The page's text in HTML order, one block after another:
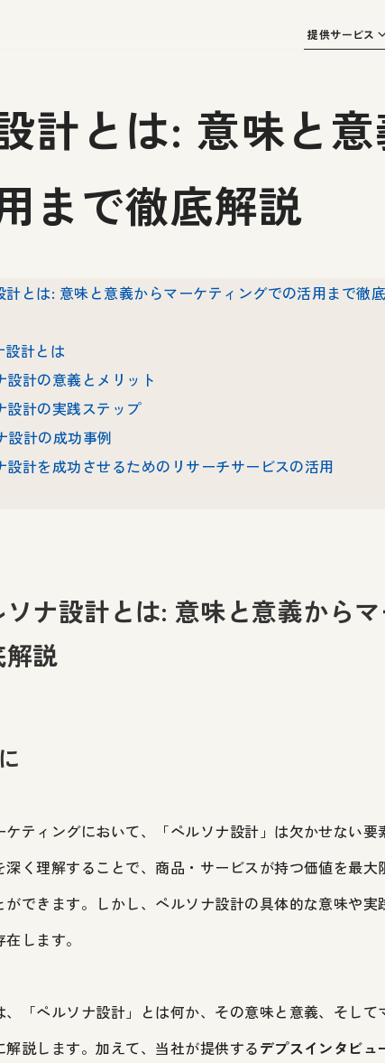
提供サービス
計とは: 意味と
まで徹底解説
計とは: 意味と意義からマーケティングでの活用まで徹
設計とは
設計の意義とメリット
設計の実践ステップ
設計の成功事例
設計を成功させるためのリサーチサービスの活用
ソナ設計とは: 意味と意義から
説
ケティングにおいて、「ペルソナ設計」は欠かせない
深く理解することで、商品・サービスが持つ価値を最
ができます。しかし、ペルソナ設計の具体的な意味や
します。
、「ペルソナ設計」とは何か、その意味と意義、そし
解説します。加えて、当社が提供するデプスインタビュ